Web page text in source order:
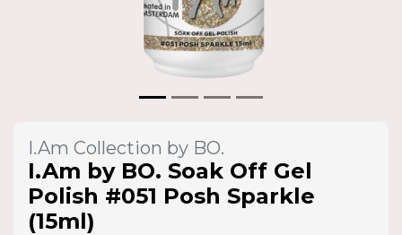
I.Am Collection by BO.
I.Am by BO. Soak Off Gel
Polish #051 Posh Sparkle
(15ml)